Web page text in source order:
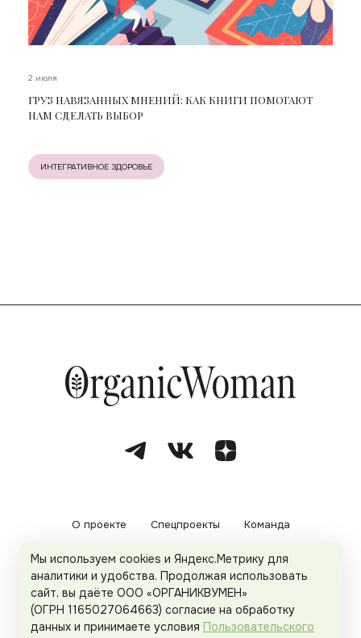
2 июля
ГРУЗ НАВЯЗАННЫХ МНЕНИЙ: КАК КНИГИ ПОМОГАЮТ
НАМ СДЕЛАТЬ ВЫБОР
ИНТЕГРАТИВНОЕ ЗДОРОВЬЕ
О проекте Спецпроекты Команда
Рекламодателям Политика конфиденциальности
Пользовательское соглашение
Мы используем cookies и Яндекс.Метрику для
аналитики и удобства. Продолжая использовать
сайт, вы даёте ООО «ОРГАНИКВУМЕН»
(ОГРН 1165027064663) согласие на обработку
данных и принимаете условия Пользовательского